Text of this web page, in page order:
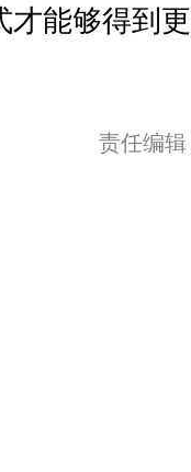
才能够得到
责任编